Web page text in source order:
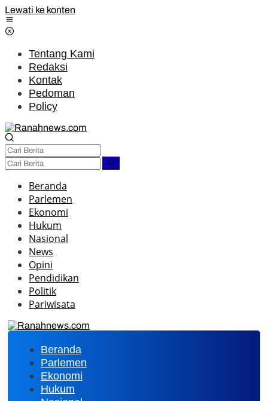
Lewati ke konten
Tentang Kami
Redaksi
Kontak
Pedoman
Policy
Beranda
Parlemen
Ekonomi
Hukum
Nasional
News
Opini
Pendidikan
Politik
Pariwisata
Beranda
Parlemen
Ekonomi
Hukum